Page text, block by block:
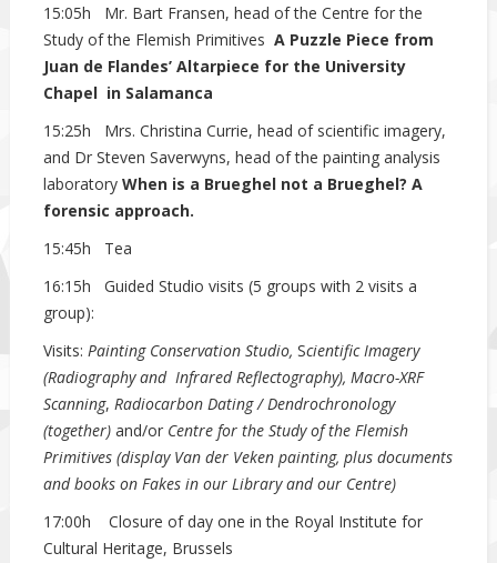
15:05h Mr. Bart Fransen, head of the Centre for the
Study of the Flemish Primitives A Puzzle Piece from
Juan de Flandes’ Altarpiece for the University
Chapel in Salamanca
15:25h Mrs. Christina Currie, head of scientific imagery,
and Dr Steven Saverwyns, head of the painting analysis
laboratory When is a Brueghel not a Brueghel? A
forensic approach.
15:45h Tea
16:15h Guided Studio visits (5 groups with 2 visits a
group):
Visits: Painting Conservation Studio, ScientificImagery
(Radiography and InfraredReflectography), Macro-XRF
Scanning, Radiocarbon Dating /Dendrochronology
(together)and/or Centre for the Study of the Flemish
Primitives (display Van der Veken painting, plus documents
and books on Fakes in our Library and our Centre)
17:00h Closure of day one in the Royal Institute for
Cultural Heritage, Brussels